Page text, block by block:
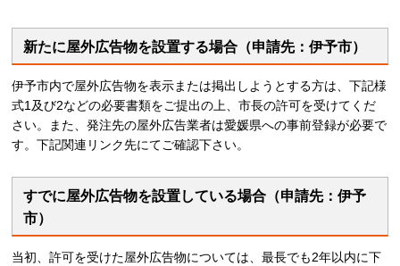
新たに屋外広告物を設置する場合（申請先：伊予市）
伊予市内で屋外広告物を表示または掲出しようとする方は、下記様
式1及び2などの必要書類をご提出の上、市長の許可を受けてくだ
さい。また、発注先の屋外広告業者は愛媛県への事前登録が必要で
す。下記関連リンク先にてご確認下さい。
すでに屋外広告物を設置している場合（申請先：伊予
市）
当初、許可を受けた屋外広告物については、最長でも2年以内に下